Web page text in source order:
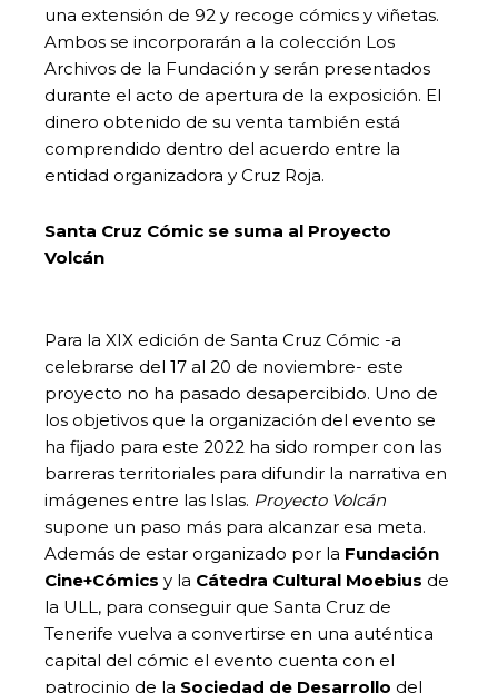
una extensión de 92 y recoge cómics y viñetas.
Ambos se incorporarán a la colección Los
Archivos de la Fundación y serán presentados
durante el acto de apertura de la exposición. El
dinero obtenido de su venta también está
comprendido dentro del acuerdo entre la
entidad organizadora y Cruz Roja.
Santa Cruz Cómic se suma al Proyecto
Volcán
Para la XIX edición de Santa Cruz Cómic -a
celebrarse del 17 al 20 de noviembre- este
proyecto no ha pasado desapercibido. Uno de
los objetivos que la organización del evento se
ha fijado para este 2022 ha sido romper con las
barreras territoriales para difundir la narrativa en
imágenes entre las Islas. Proyecto Volcán
supone un paso más para alcanzar esa meta.
Además de estar organizado por la Fundación
Cine+Cómics y la Cátedra Cultural Moebius de
la ULL, para conseguir que Santa Cruz de
Tenerife vuelva a convertirse en una auténtica
capital del cómic el evento cuenta con el
patrocinio de la Sociedad de Desarrollo del